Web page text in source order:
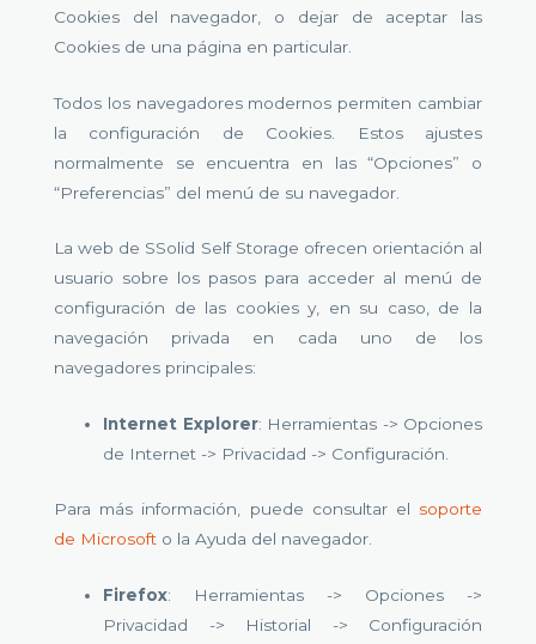
Cookies del navegador, o dejar de aceptar las
Cookies de una página en particular.
Todos los navegadores modernos permiten cambiar
la configuración de Cookies. Estos ajustes
normalmente se encuentra en las “Opciones” o
“Preferencias” del menú de su navegador.
La web de SSolid Self Storage ofrecen orientación al
usuario sobre los pasos para acceder al menú de
configuración de las cookies y, en su caso, de la
navegación privada en cada uno de los
navegadores principales:
Internet Explorer: Herramientas -> Opciones
de Internet -> Privacidad -> Configuración.
Para más información, puede consultar el soporte
de Microsoft o la Ayuda del navegador.
Firefox: Herramientas -> Opciones ->
Privacidad -> Historial -> Configuración